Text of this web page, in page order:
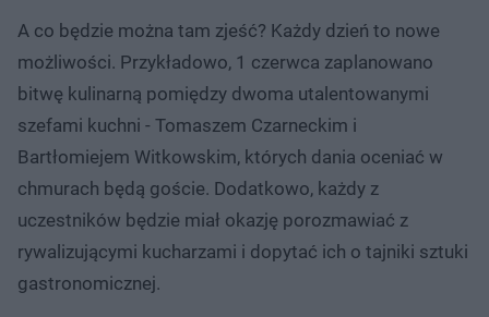
A co będzie można tam zjeść? Każdy dzień to nowe
możliwości. Przykładowo, 1 czerwca zaplanowano
bitwę kulinarną pomiędzy dwoma utalentowanymi
szefami kuchni - Tomaszem Czarneckim i
Bartłomiejem Witkowskim, których dania oceniać w
chmurach będą goście. Dodatkowo, każdy z
uczestników będzie miał okazję porozmawiać z
rywalizującymi kucharzami i dopytać ich o tajniki sztuki
gastronomicznej.